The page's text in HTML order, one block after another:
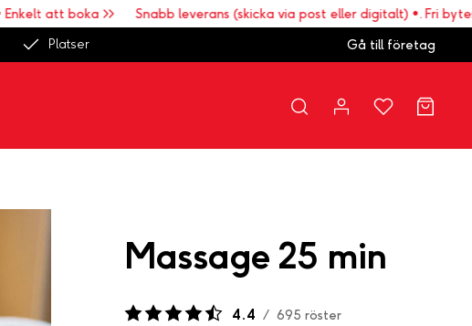
att boka >>
Snabb leverans (skicka via post eller digitalt) •. Fri bytesrätt
Platser Gå till företag
Massage 25 min
4.4 / 695 röster